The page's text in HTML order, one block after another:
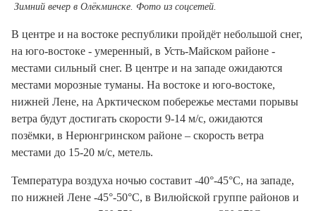
Зимний вечер в Олёкминске. Фото из соцсетей.
В центре и на востоке республики пройдёт небольшой снег,
на юго-востоке - умеренный, в Усть-Майском районе -
местами сильный снег. В центре и на западе ожидаются
местами морозные туманы. На востоке и юго-востоке,
нижней Лене, на Арктическом побережье местами порывы
ветра будут достигать скорости 9-14 м/с, ожидаются
позёмки, в Нерюнгринском районе – скорость ветра
местами до 15-20 м/с, метель.
Температура воздуха ночью составит -40°-45°С, на западе,
по нижней Лене -45°-50°С, в Вилюйской группе районов и